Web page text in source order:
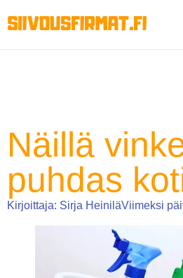
Näillä
puhdas
Kirjoittaja: Sirja HeiniläViimeksi